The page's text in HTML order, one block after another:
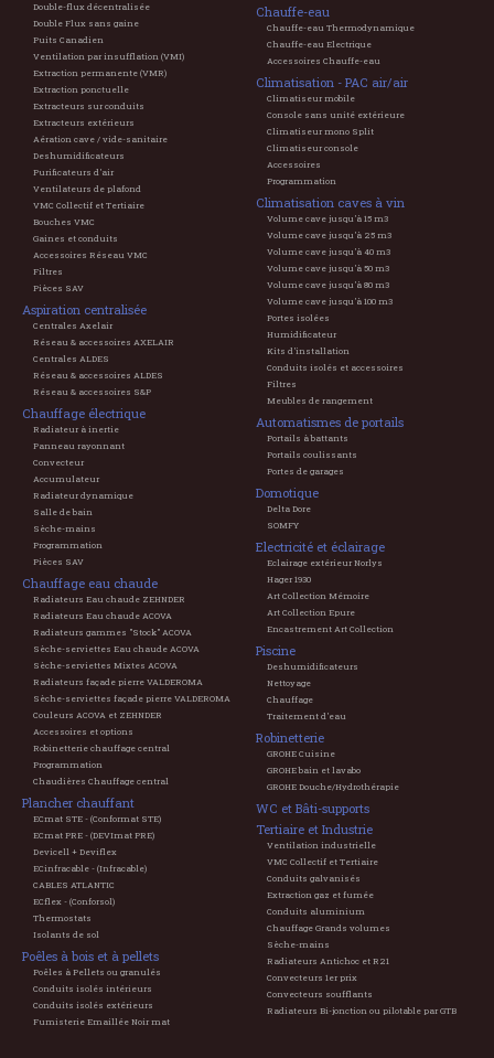
Double-flux décentralisée
Double Flux sans gaine
Puits Canadien
Ventilation par insufflation (VMI)
Extraction permanente (VMR)
Extraction ponctuelle
Extracteurs sur conduits
Extracteurs extérieurs
Aération cave / vide-sanitaire
Deshumidificateurs
Purificateurs d'air
Ventilateurs de plafond
VMC Collectif et Tertiaire
Bouches VMC
Gaines et conduits
Accessoires Réseau VMC
Filtres
Pièces SAV
Aspiration centralisée
Centrales Axelair
Réseau & accessoires AXELAIR
Centrales ALDES
Réseau & accessoires ALDES
Réseau & accessoires S&P
Chauffage électrique
Radiateur à inertie
Panneau rayonnant
Convecteur
Accumulateur
Radiateur dynamique
Salle de bain
Sèche-mains
Programmation
Pièces SAV
Chauffage eau chaude
Radiateurs Eau chaude ZEHNDER
Radiateurs Eau chaude ACOVA
Radiateurs gammes "Stock" ACOVA
Sèche-serviettes Eau chaude ACOVA
Sèche-serviettes Mixtes ACOVA
Radiateurs façade pierre VALDEROMA
Sèche-serviettes façade pierre VALDEROMA
Couleurs ACOVA et ZEHNDER
Accessoires et options
Robinetterie chauffage central
Programmation
Chaudières Chauffage central
Plancher chauffant
ECmat STE - (Conformat STE)
ECmat PRE - (DEVImat PRE)
Devicell + Deviflex
ECinfracable - (Infracable)
CABLES ATLANTIC
ECflex - (Conforsol)
Thermostats
Isolants de sol
Poêles à bois et à pellets
Poêles à Pellets ou granulés
Conduits isolés intérieurs
Conduits isolés extérieurs
Fumisterie Emaillée Noir mat
Chauffe-eau
Chauffe-eau Thermodynamique
Chauffe-eau Electrique
Accessoires Chauffe-eau
Climatisation - PAC air/air
Climatiseur mobile
Console sans unité extérieure
Climatiseur mono Split
Climatiseur console
Accessoires
Programmation
Climatisation caves à vin
Volume cave jusqu'à 15 m3
Volume cave jusqu'à 25 m3
Volume cave jusqu'à 40 m3
Volume cave jusqu'à 50 m3
Volume cave jusqu'à 80 m3
Volume cave jusqu'à 100 m3
Portes isolées
Humidificateur
Kits d'installation
Conduits isolés et accessoires
Filtres
Meubles de rangement
Automatismes de portails
Portails à battants
Portails coulissants
Portes de garages
Domotique
Delta Dore
SOMFY
Electricité et éclairage
Eclairage extérieur Norlys
Hager 1930
Art Collection Mémoire
Art Collection Epure
Encastrement Art Collection
Piscine
Deshumidificateurs
Nettoyage
Chauffage
Traitement d'eau
Robinetterie
GROHE Cuisine
GROHE bain et lavabo
GROHE Douche/Hydrothérapie
WC et Bâti-supports
Tertiaire et Industrie
Ventilation industrielle
VMC Collectif et Tertiaire
Conduits galvanisés
Extraction gaz et fumée
Conduits aluminium
Chauffage Grands volumes
Sèche-mains
Radiateurs Antichoc et R21
Convecteurs 1er prix
Convecteurs soufflants
Radiateurs Bi-jonction ou pilotable par GTB